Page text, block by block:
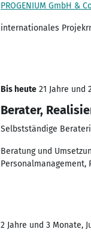
PROGENIUM GmbH &
internationales
Bis heute 21 Jahre und
Berater,
Selbstständige
Beratung und
Personalmanagement,
2 Jahre und 3 Monate,